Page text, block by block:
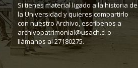
Si tienes material ligado a la historia de
la Universidad y quieres compartirlo
con nuestro Archivo, escríbenos a
archivopatrimonial@usach.cl o
llámanos al 27180275.